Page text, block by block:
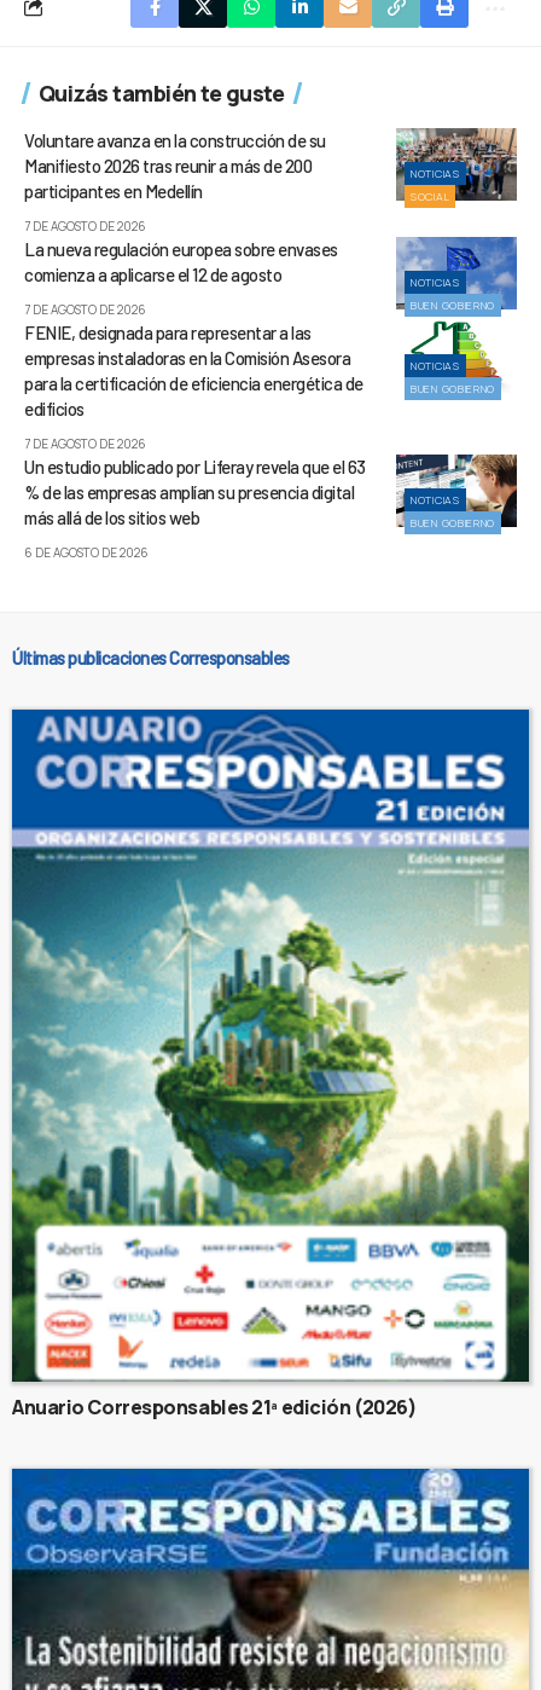
Quizás también te guste
NOTICIAS
SOCIAL
Voluntare avanza en la construcción de su
Manifiesto 2026 tras reunir a más de 200
participantes en Medellín
7 DE AGOSTO DE 2026
NOTICIAS
BUEN GOBIERNO
La nueva regulación europea sobre envases
comienza a aplicarse el 12 de agosto
7 DE AGOSTO DE 2026
NOTICIAS
BUEN GOBIERNO
FENIE, designada para representar a las
empresas instaladoras en la Comisión Asesora
para la certificación de eficiencia energética de
edificios
7 DE AGOSTO DE 2026
NOTICIAS
BUEN GOBIERNO
Un estudio publicado por Liferay revela que el 63
% de las empresas amplían su presencia digital
más allá de los sitios web
6 DE AGOSTO DE 2026
Últimas publicaciones Corresponsables
Anuario Corresponsables 21ª edición (2026)